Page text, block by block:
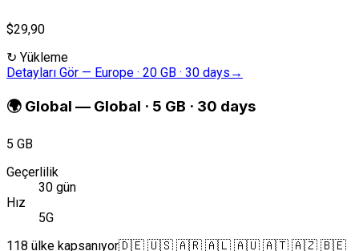
$29,90
↻ Yükleme
Detayları Gör — Europe · 20 GB · 30 days →
🌍 Global — Global · 5 GB · 30 days
5 GB
Geçerlilik
30 gün
Hız
5G
118 ülke kapsanıyor🇩🇪 🇺🇸 🇦🇷 🇦🇱 🇦🇺 🇦🇹 🇦🇿 🇧🇪